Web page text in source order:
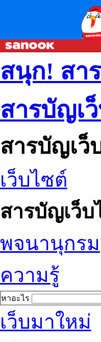
สนุก! สา
สารบัญเ
สารบัญเว็
เว็บไซต์
สารบัญเว็บ
พจนานุกรม
ความรู้
หาอะไร
เว็บมาใหม่